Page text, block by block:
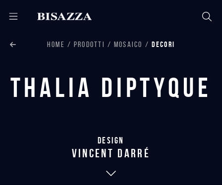
HOME PRODOTTI MOSAICO DECORI
Thalia Diptyque
Design
vincent darré